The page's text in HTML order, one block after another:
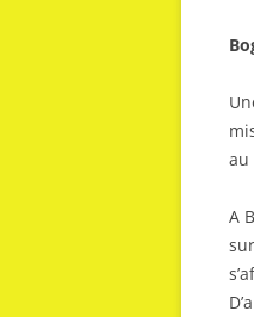
au
A